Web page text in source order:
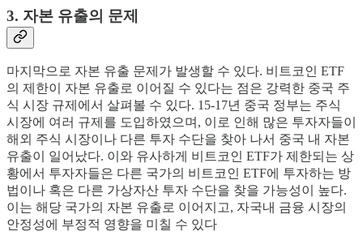
3. 자본 유출의 문제
마지막으로 자본 유출 문제가 발생할 수 있다. 비트코인 ETF
의 제한이 자본 유출로 이어질 수 있다는 점은 강력한 중국 주
식 시장 규제에서 살펴볼 수 있다. 15-17년 중국 정부는 주식
시장에 여러 규제를 도입하였으며, 이로 인해 많은 투자자들이
해외 주식 시장이나 다른 투자 수단을 찾아 나서 중국 내 자본
유출이 일어났다. 이와 유사하게 비트코인 ETF가 제한되는 상
황에서 투자자들은 다른 국가의 비트코인 ETF에 투자하는 방
법이나 혹은 다른 가상자산 투자 수단을 찾을 가능성이 높다.
이는 해당 국가의 자본 유출로 이어지고, 자국내 금융 시장의
안정성에 부정적 영향을 미칠 수 있다